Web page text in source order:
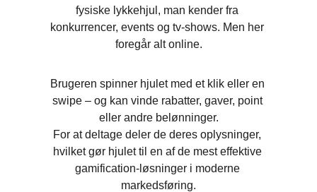
fysiske lykkehjul, man kender fra
konkurrencer, events og tv-shows. Men her
foregår alt online.
Brugeren spinner hjulet med et klik eller en
swipe – og kan vinde rabatter, gaver, point
eller andre belønninger.
For at deltage deler de deres oplysninger,
hvilket gør hjulet til en af de mest effektive
gamification-løsninger i moderne
markedsføring.